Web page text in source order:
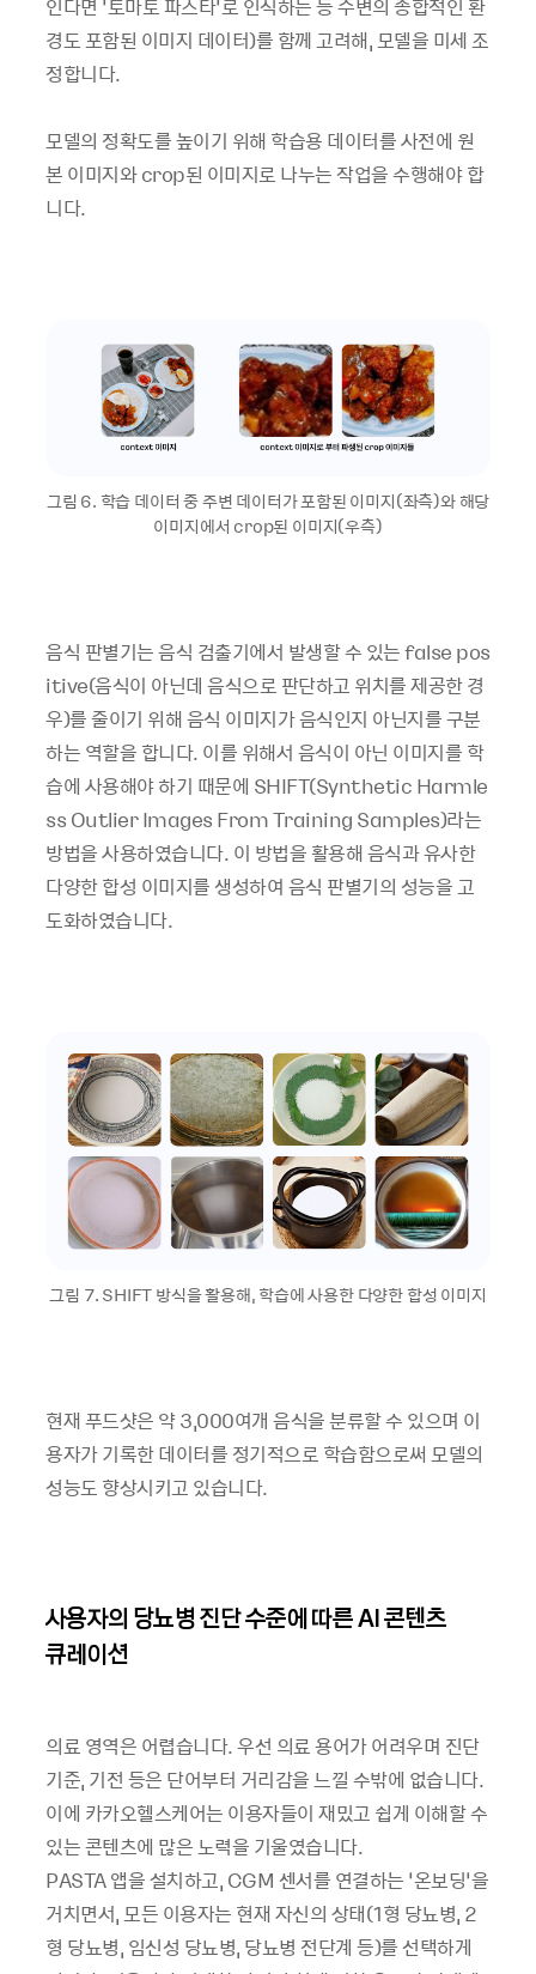
인다면 ‘토마토 파스타’로 인식하는 등 주변의 종합적인 환
경도 포함된 이미지 데이터)를 함께 고려해, 모델을 미세 조
정합니다.
모델의 정확도를 높이기 위해 학습용 데이터를 사전에 원
본 이미지와 crop된 이미지로 나누는 작업을 수행해야 합
니다.
그림 6. 학습 데이터 중 주변 데이터가 포함된 이미지(좌측)와 해당
이미지에서 crop된 이미지(우측)
음식 판별기는 음식 검출기에서 발생할 수 있는 false pos
itive(음식이 아닌데 음식으로 판단하고 위치를 제공한 경
우)를 줄이기 위해 음식 이미지가 음식인지 아닌지를 구분
하는 역할을 합니다. 이를 위해서 음식이 아닌 이미지를 학
습에 사용해야 하기 때문에 SHIFT(Synthetic Harmle
ss Outlier Images From Training Samples)라는
방법을 사용하였습니다. 이 방법을 활용해 음식과 유사한
다양한 합성 이미지를 생성하여 음식 판별기의 성능을 고
도화하였습니다.
그림 7. SHIFT 방식을 활용해, 학습에 사용한 다양한 합성 이미지
현재 푸드샷은 약 3,000여개 음식을 분류할 수 있으며 이
용자가 기록한 데이터를 정기적으로 학습함으로써 모델의
성능도 향상시키고 있습니다.
사용자의 당뇨병 진단 수준에 따른 AI 콘텐츠
큐레이션
의료 영역은 어렵습니다. 우선 의료 용어가 어려우며 진단
기준, 기전 등은 단어부터 거리감을 느낄 수밖에 없습니다.
이에 카카오헬스케어는 이용자들이 재밌고 쉽게 이해할 수
있는 콘텐츠에 많은 노력을 기울였습니다.
PASTA 앱을 설치하고, CGM 센서를 연결하는 ‘온보딩’을
거치면서, 모든 이용자는 현재 자신의 상태(1형 당뇨병, 2
형 당뇨병, 임신성 당뇨병, 당뇨병 전단계 등)를 선택하게